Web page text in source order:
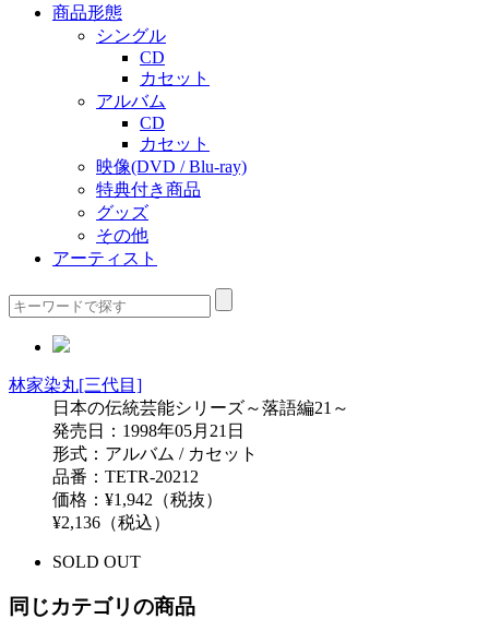
商品形態
シングル
CD
カセット
アルバム
CD
カセット
映像(DVD / Blu-ray)
特典付き商品
グッズ
その他
アーティスト
林家染丸[三代目]
日本の伝統芸能シリーズ～落語編21～
発売日：1998年05月21日
形式：アルバム / カセット
品番：TETR-20212
価格：¥1,942（税抜）
¥2,136（税込）
SOLD OUT
同じカテゴリの商品